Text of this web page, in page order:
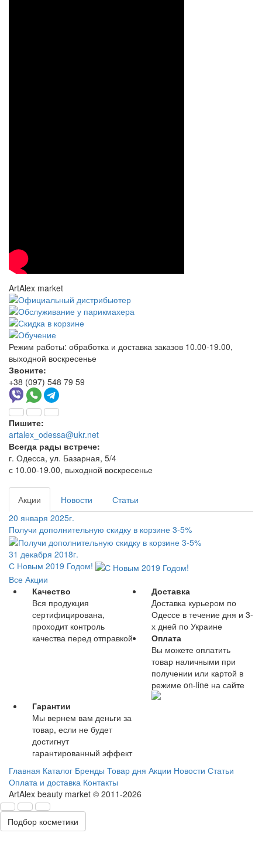
ArtAlex market
Режим работы: обработка и доставка заказов 10.00-19.00,
выходной воскресенье
Звоните:
+38 (097) 548 79 59
Пишите:
artalex_odessa@ukr.net
Всегда рады встрече:
г. Одесса, ул. Базарная, 5/4
с 10.00-19.00, выходной воскресенье
Акции Новости
Статьи
20 января 2025г.
Получи дополнительную скидку в корзине 3-5%
31 декабря 2018г.
С Новым 2019 Годом!
Все Акции
Качество
Вся продукция
сертифицирована,
проходит контроль
качества перед отправкой
Доставка
Доставка курьером по
Одессе в течение дня и 3-
х дней по Украине
Оплата
Вы можете оплатить
товар наличными при
получении или картой в
режиме on-line на сайте
Гарантии
Мы вернем вам деньги за
товар, если не будет
достигнут
гарантированный эффект
Главная Каталог Бренды Товар дня Акции Новости Статьи
Оплата и доставка Контакты
ArtAlex beauty market © 2011-2026
Подбор косметики